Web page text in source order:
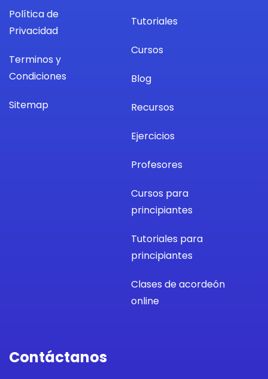
Política de
Privacidad
Terminos y
Condiciones
Sitemap
Tutoriales
Cursos
Blog
Recursos
Ejercicios
Profesores
Cursos para
principiantes
Tutoriales para
principiantes
Clases de acordeón
online
Contáctanos